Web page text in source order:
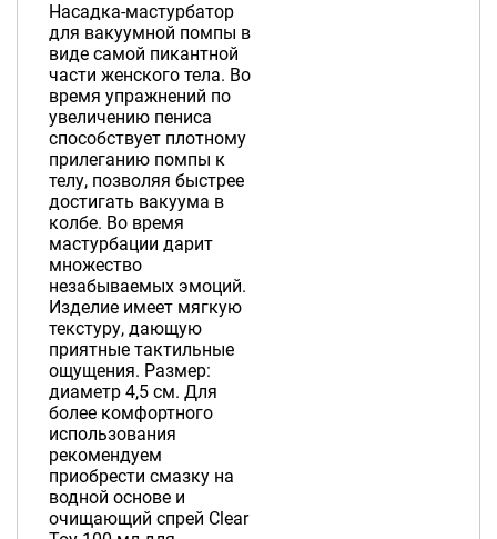
Насадка-мастурбатор
для вакуумной помпы в
виде самой пикантной
части женского тела. Во
время упражнений по
увеличению пениса
способствует плотному
прилеганию помпы к
телу, позволяя быстрее
достигать вакуума в
колбе. Во время
мастурбации дарит
множество
незабываемых эмоций.
Изделие имеет мягкую
текстуру, дающую
приятные тактильные
ощущения. Размер:
диаметр 4,5 см. Для
более комфортного
использования
рекомендуем
приобрести смазку на
водной основе и
очищающий спрей Clear